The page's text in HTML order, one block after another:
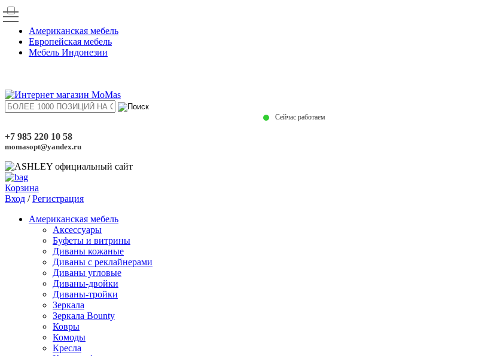
Американская мебель
Европейская мебель
Мебель Индонезии
Сейчас работаем
+7 985 220 10 58
momasopt@yandex.ru
Корзина
Вход /Регистрация
Американская мебель
Аксессуары
Буфеты и витрины
Диваны кожаные
Диваны с реклайнерами
Диваны угловые
Диваны-двойки
Диваны-тройки
Зеркала
Зеркала Bounty
Ковры
Комоды
Кресла